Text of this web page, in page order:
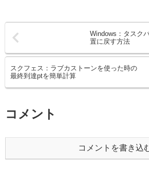
Windows：タスク
置に戻す方法
スクフェス：ラブカストーンを使った時の
最終到達ptを簡単計算
コメント
コメントを書き込